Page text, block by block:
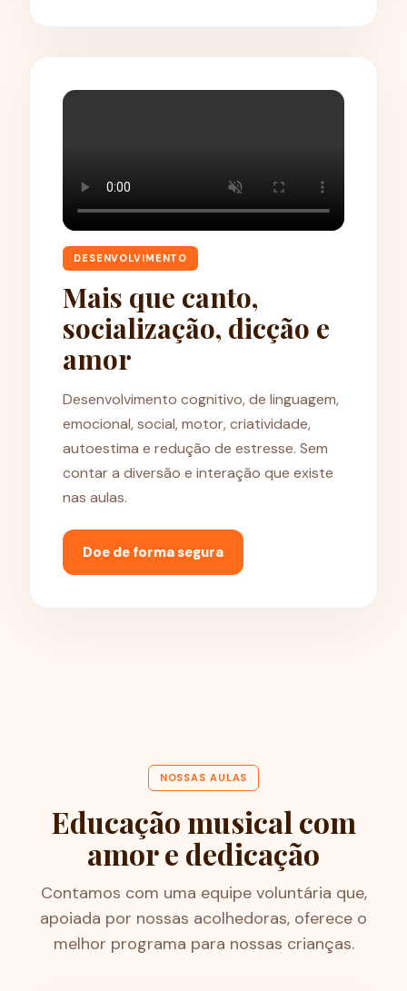
DESENVOLVIMENTO
Mais que canto,
socialização, dicção e
amor
Desenvolvimento cognitivo, de linguagem,
emocional, social, motor, criatividade,
autoestima e redução de estresse. Sem
contar a diversão e interação que existe
nas aulas.
Doe de forma segura
NOSSAS AULAS
Educação musical com
amor e dedicação
Contamos com uma equipe voluntária que,
apoiada por nossas acolhedoras, oferece o
melhor programa para nossas crianças.